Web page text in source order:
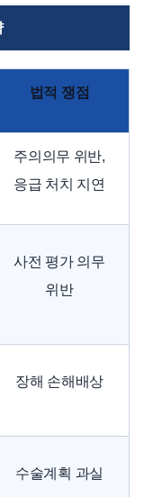
법적 쟁점
주의의무 위반,
응급 처치 지연
사전 평가 의무
위반
장해 손해배상
수술계획 과실